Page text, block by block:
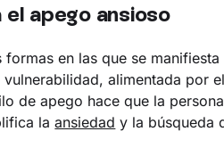
apego ansioso
en las que se
alimentada por el
de apego hace que la
laansiedad y la búsqueda